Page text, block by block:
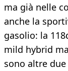
ma già nelle
anche la
gasolio: la
mild hybrid
sono altre